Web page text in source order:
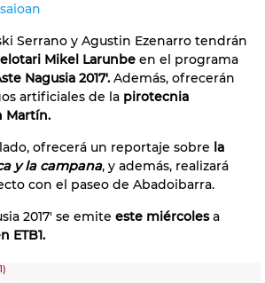
Serrano y Agustin Ezenarro tendrán
Mikel Larunbe en el programa
Nagusia 2017'. Además, ofrecerán
artificiales de la pirotecnia
Martín.
ofrecerá un reportaje sobre la
y la campana, y además, realizará
con el paseo de Abadoibarra.
2017' se emite este miércolesa
ETB1.